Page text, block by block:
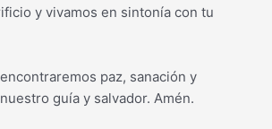
y vivamos en sintonía con tu
paz, sanación y
guía y salvador. Amén.